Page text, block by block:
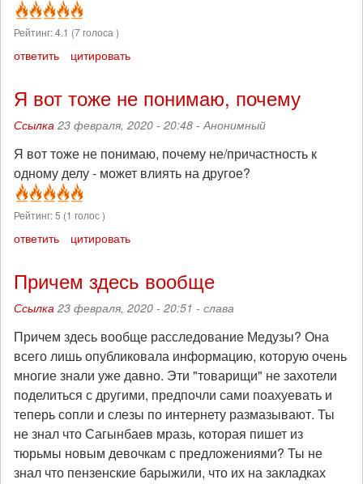
Рейтинг:4.1 (7голоса )
ответить цитировать
Я вот тоже не понимаю, почему
Ссылка 23 февраля, 2020 - 20:48 - Анонимный
Я вот тоже не понимаю, почему не/причастность к
одному делу - может влиять на другое?
Рейтинг:5 (1 голос )
ответить цитировать
Причем здесь вообще
Ссылка 23 февраля, 2020 - 20:51 - слава
Причем здесь вообще расследование Медузы? Она
всего лишь опубликовала информацию, которую очень
многие знали уже давно. Эти "товарищи" не захотели
поделиться с другими, предпочли сами поахуевать и
теперь сопли и слезы по интернету размазывают. Ты
не знал что Сагынбаев мразь, которая пишет из
тюрьмы новым девочкам с предложениями? Ты не
знал что пензенские барыжили, что их на закладках